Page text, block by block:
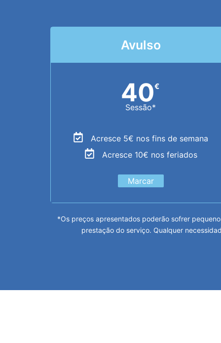
Avulso
40€
Sessão*
Acresce 5€ nos fins de semana
Acresce 10€ nos feriados
Marcar
*Os preços apresentados poderão sofrer
prestação do serviço. Qualquer